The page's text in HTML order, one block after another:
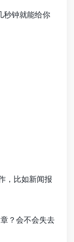
秒钟就能给你
，比如新闻报
？会不会失去